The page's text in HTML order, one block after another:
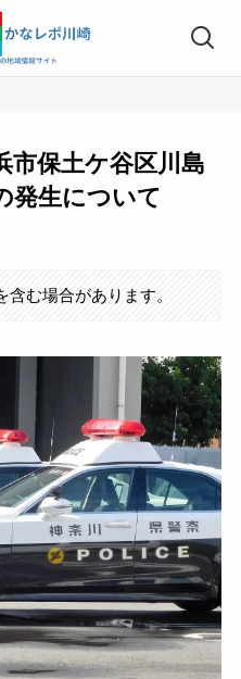
市保土ケ谷区川島
発生について
含む場合があります。